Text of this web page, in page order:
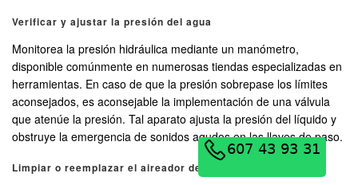
Verificar y ajustar la presión del agua
Monitorea la presión hidráulica mediante un manómetro,
disponible comúnmente en numerosas tiendas especializadas en
herramientas. En caso de que la presión sobrepase los límites
aconsejados, es aconsejable la implementación de una válvula
que atenúe la presión. Tal aparato ajusta la presión del líquido y
obstruye la emergencia de sonidos agudos en las llaves de paso.
Limpiar o reemplazar el aireador del grifo